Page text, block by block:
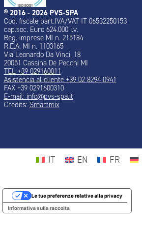
® 2016 - 2026 PVS-SPA
Cod. fiscale part.IVA/VAT IT 06532250153
cap.soc. Euro 624.000 i.v.
Reg. imprese MI n. 215184
R.E.A. MI n. 1103165
Via Leonardo Da Vinci, 18
20051 Cassina De Pecchi MI
TEL +39 029160011
Asistencia al cliente +39 02 8294 0941
FAX +39 0291600310
E-mail: info@pvs-spa.it
Credits: Smartmix
IT EN FR
Informativa sulla raccolta
Le tue preferenze relative alla privacy